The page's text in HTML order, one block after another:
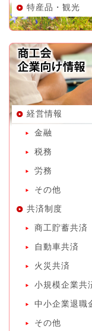
特産品・観光
経営情報
金融
税務
労務
その他
共済制度
商工貯蓄共済
自動車共済
火災共済
小規模企業共
中小企業退職
その他